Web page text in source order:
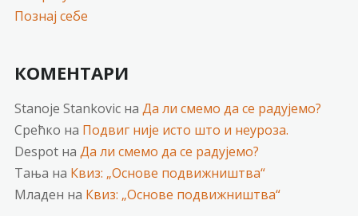
Познај себе
КОМЕНТАРИ
Stanoje Stankovicна Да ли смемо да се радујемо?
Срећко на Подвиг није исто што и неуроза.
Despotна Да ли смемо да се радујемо?
Тања на Квиз: „Основе подвижништва“
Младен на Квиз: „Основе подвижништва“